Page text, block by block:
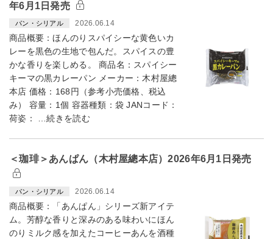
年6月1日発売
パン・シリアル 2026.06.14
商品概要：ほんのりスパイシーな黄色いカ
レーを黒色の生地で包んだ。スパイスの豊
かな香りを楽しめる。 商品名：スパイシー
キーマの黒カレーパン メーカー：木村屋總
本店 価格：168円（参考小売価格、税込
み） 容量：1個 容器種類：袋 JANコード：
荷姿： …続きを読む
＜珈琲＞あんぱん（木村屋總本店）2026年6月1日発売
パン・シリアル 2026.06.14
商品概要：「あんぱん」シリーズ新アイテ
ム。芳醇な香りと深みのある味わいにほん
のりミルク感を加えたコーヒーあんを酒種